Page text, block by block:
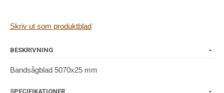
Skriv ut som produktblad
BESKRIVNING
Bandsågblad 5070x25 mm
SPECIFIKATIONER